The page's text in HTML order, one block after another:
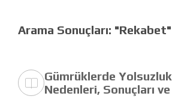
Arama Sonuçları: "Rekabet"
Gümrüklerde
Nedenleri, Sonuçları